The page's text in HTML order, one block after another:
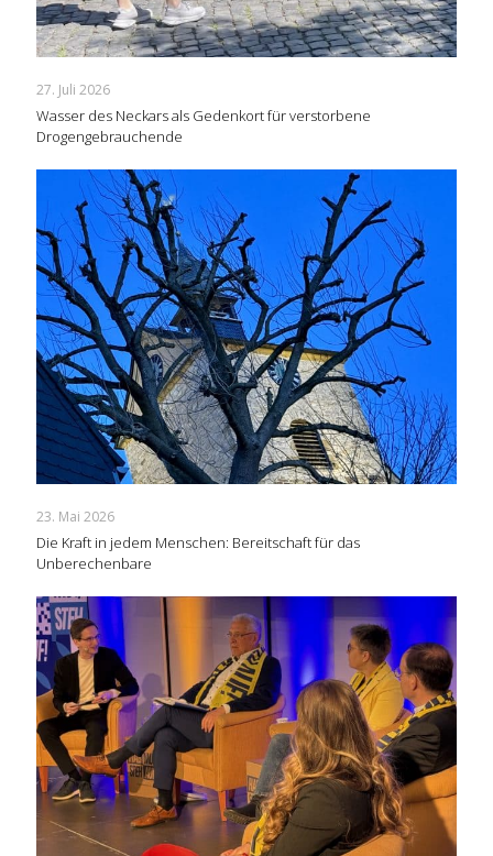
27. Juli 2026
Wasser des Neckars als Gedenkort für verstorbene
Drogengebrauchende
23. Mai 2026
Die Kraft in jedem Menschen: Bereitschaft für das
Unberechenbare